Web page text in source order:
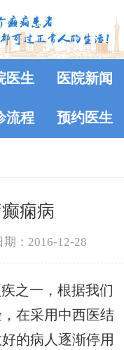
医生 医院新闻
流程 预约医生
痫病
期：2016-12-28
之一，根据我们
在采用中西医结
的病人逐渐停用